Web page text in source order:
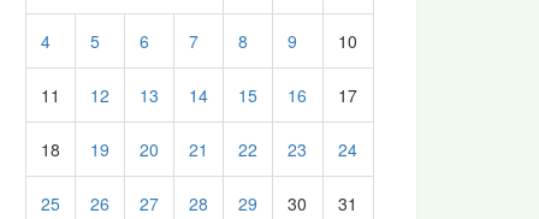
4 5 6 7 8 9 10
11 12 13 14 15 16 17
18 19 20 21 22 23 24
25 26 27 28 29 30 31